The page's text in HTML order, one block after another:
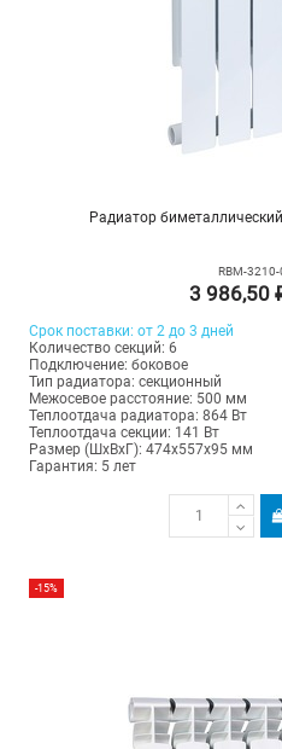
Радиатор
RBM-
3 986,50
Срок поставки: от 2 до 3 дней
Количество секций: 6
Подключение: боковое
Тип радиатора: секционный
Межосевое расстояние: 500 мм
Теплоотдача радиатора: 864 Вт
Теплоотдача секции: 141 Вт
Размер (ШхВхГ): 474х557х95 мм
Гарантия: 5 лет
-15%